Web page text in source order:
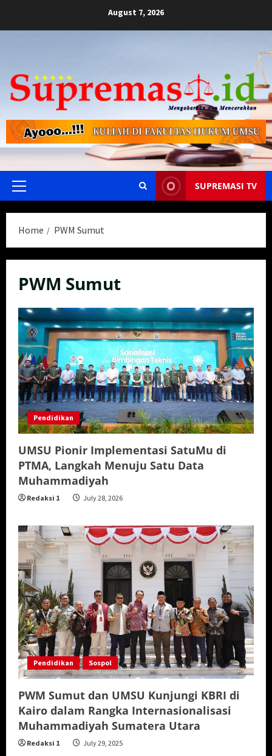
August 7, 2026
Primary
SUPREMASI TV
Home PWM Sumut
PWM Sumut
Pendidikan
UMSU Pionir Implementasi SatuMu di
PTMA, Langkah Menuju Satu Data
Muhammadiyah
Redaksi 1 July 28, 2026
Pendidikan Sospol
PWM Sumut dan UMSU Kunjungi KBRI di
Kairo dalam Rangka Internasionalisasi
Muhammadiyah Sumatera Utara
Redaksi 1 July 29, 2025